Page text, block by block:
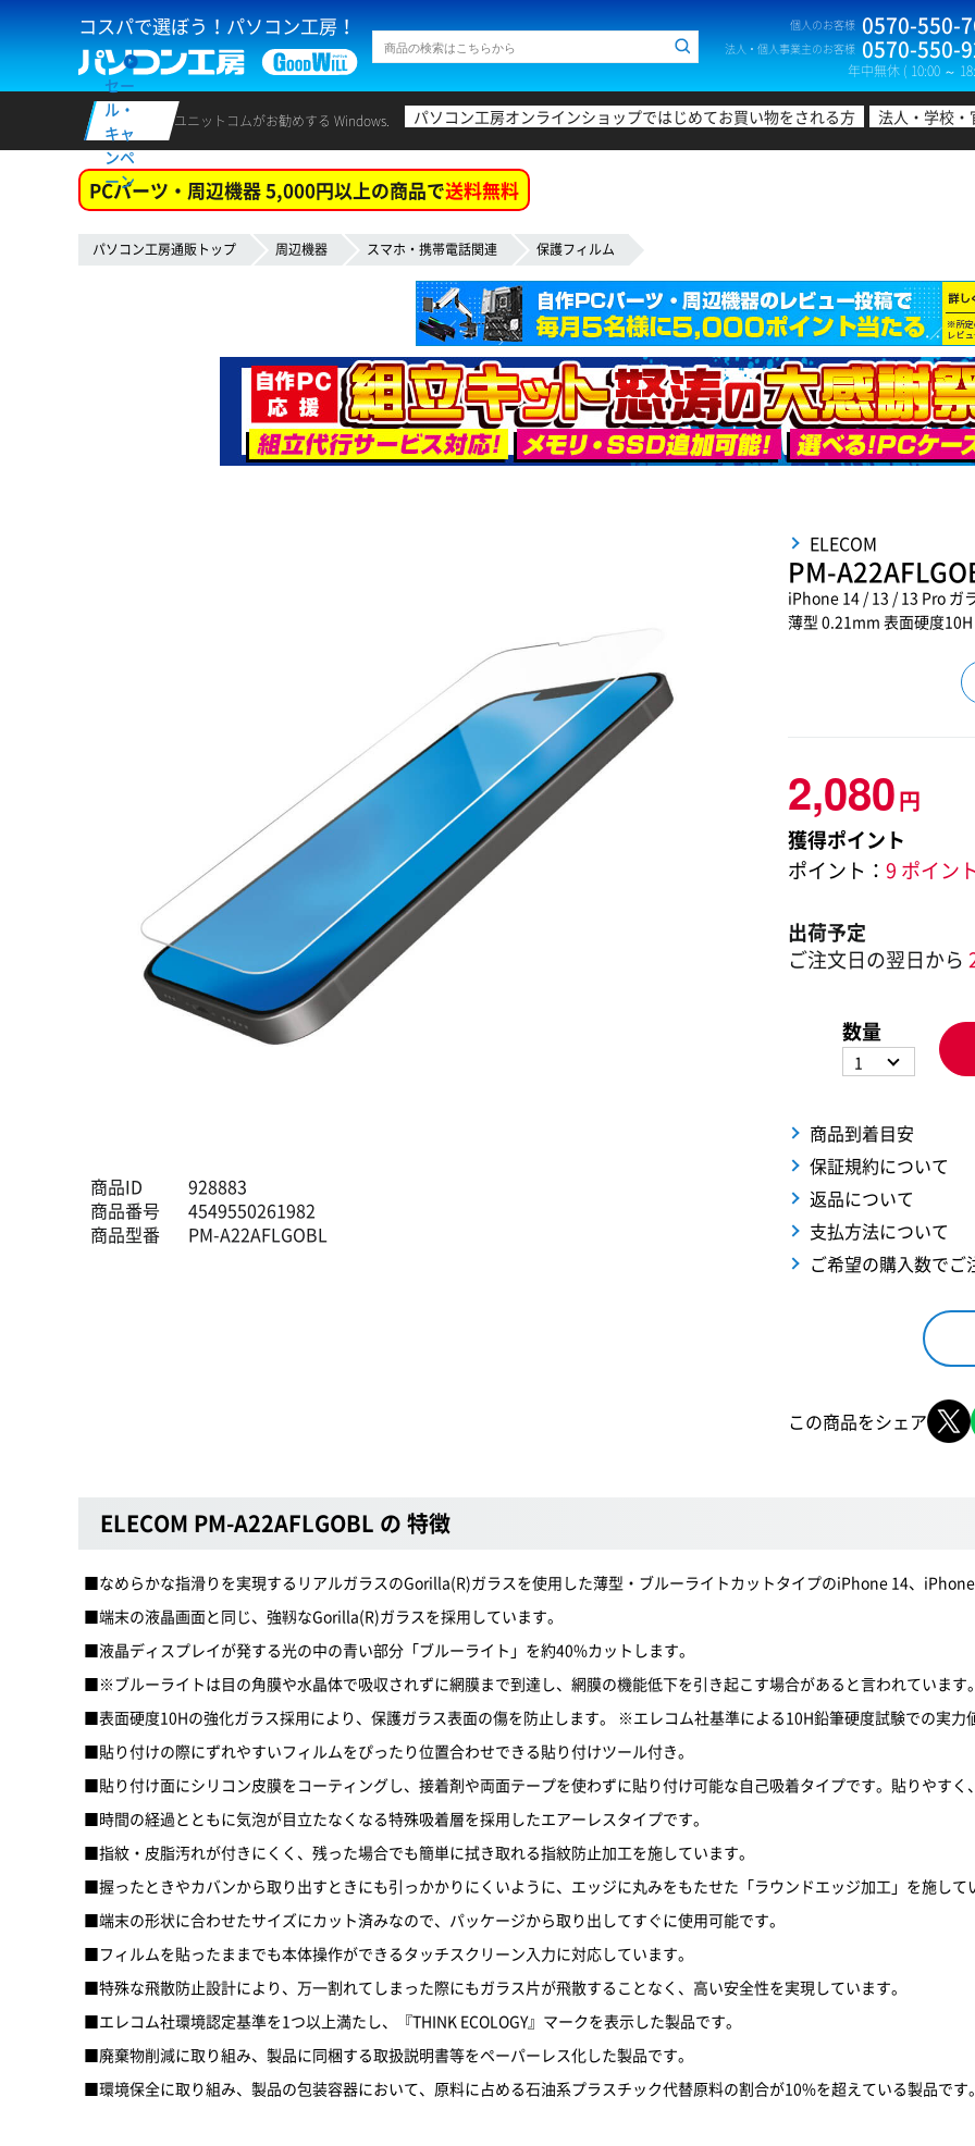
コスパで選ぼう！パソコン工房！ 個人のお客様 0570-550-
法人・個人事業主のお客様 0570-550-
年中無休 ( 10:00 ～
セー
ル・
キャ
ンペ
ーン
ユニットコムがお勧めする Windows. パソコン工房オンラインショップではじめてお買い物をされる方 法人・学校
PCパーツ・周辺機器 5,000円以上の商品で送料無料
パソコン工房通販トップ 周辺機器 スマホ・携帯電話関連 保護フィルム
商品ID
928883
商品番号
4549550261982
商品型番
PM-A22AFLGOBL
ELECOM
PM-
iPhone 14 / 13 / 13 Pro ガ
薄型 0.21mm 表面硬度
2,080円
獲得ポイント
ポイント： 9 ポイン
出荷予定
ご注文日の翌日から
数量
1
商品到着目安
保証規約について
返品について
支払方法について
ご希望の購入数で
この商品をシェア
ELECOM PM-A22AFLGOBL の 特徴
■なめらかな指滑りを実現するリアルガラスのGorilla(R)ガラスを使用した薄型・ブルーライトカットタイプのiPhone 14、
■端末の液晶画面と同じ、強靱なGorilla(R)ガラスを採用しています。
■液晶ディスプレイが発する光の中の青い部分「ブルーライト」を約40%カットします。
■※ブルーライトは目の角膜や水晶体で吸収されずに網膜まで到達し、網膜の機能低下を引き起こす場合があると言われています
■表面硬度10Hの強化ガラス採用により、保護ガラス表面の傷を防止します。 ※エレコム社基準による10H鉛筆硬度試験での実力
■貼り付けの際にずれやすいフィルムをぴったり位置合わせできる貼り付けツール付き。
■貼り付け面にシリコン皮膜をコーティングし、接着剤や両面テープを使わずに貼り付け可能な自己吸着タイプです。貼りやすく
■時間の経過とともに気泡が目立たなくなる特殊吸着層を採用したエアーレスタイプです。
■指紋・皮脂汚れが付きにくく、残った場合でも簡単に拭き取れる指紋防止加工を施しています。
■握ったときやカバンから取り出すときにも引っかかりにくいように、エッジに丸みをもたせた「ラウンドエッジ加工」を施して
■端末の形状に合わせたサイズにカット済みなので、パッケージから取り出してすぐに使用可能です。
■フィルムを貼ったままでも本体操作ができるタッチスクリーン入力に対応しています。
■特殊な飛散防止設計により、万一割れてしまった際にもガラス片が飛散することなく、高い安全性を実現しています。
■エレコム社環境認定基準を1つ以上満たし、『THINK ECOLOGY』マークを表示した製品です。
■廃棄物削減に取り組み、製品に同梱する取扱説明書等をペーパーレス化した製品です。
■環境保全に取り組み、製品の包装容器において、原料に占める石油系プラスチック代替原料の割合が10%を超えている製品です